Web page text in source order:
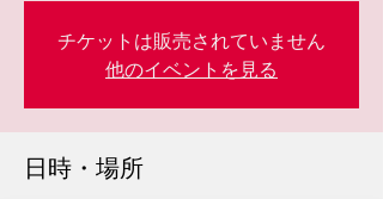
チケットは販売されていません
他のイベントを見る
日時・場所